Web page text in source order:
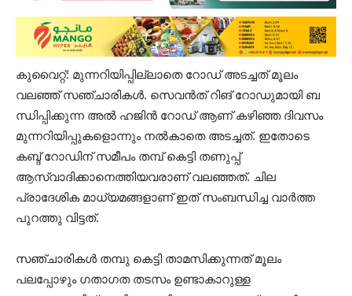
കുവൈറ്റ്: മുന്നറിയിപ്പില്ലാതെ റോഡ് അടച്ചത് മൂലം
വലഞ്ഞ് സഞ്ചാരികൾ. സെ​വ​ന്‍ത് റി​ങ് റോ​ഡു​മാ​യി ബ​
ന്ധി​പ്പി​ക്കു​ന്ന അ​ല്‍ ഹ​ജി​ന്‍ റോ​ഡ് ആണ് കഴിഞ്ഞ ദിവസം
മുന്നറിയിപ്പുകളൊന്നും നൽകാതെ അടച്ചത്. ഇതോടെ
കബ്ദ് റോഡിന് സമീപം തമ്പ് കെട്ടി തണുപ്പ്
ആസ്വാദിക്കാനെത്തിയവരാണ് വലഞ്ഞത്. ചില
പ്രാദേശിക മാധ്യമങ്ങളാണ് ഇത് സംബന്ധിച്ച വാർത്ത
പുറത്തു വിട്ടത്.
സഞ്ചാരികൾ തമ്പു കെട്ടി താമസിക്കുന്നത് മൂലം
പലപ്പോഴും ഗതാഗത തടസം ഉണ്ടാകാറുള്ള